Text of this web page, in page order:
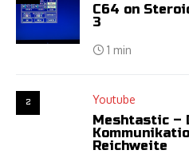
C64 on
3
1 min
2 Youtube
Meshtastic –
Reichweite